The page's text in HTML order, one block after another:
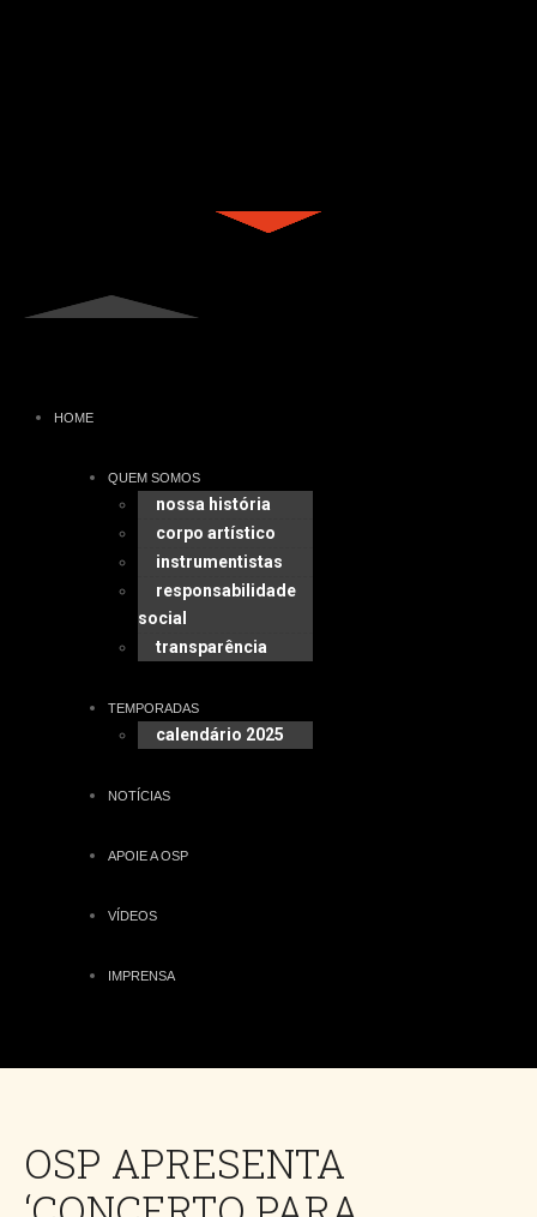
HOME
QUEM SOMOS
nossa história
corpo artístico
instrumentistas
responsabilidade
social
transparência
TEMPORADAS
calendário 2025
NOTÍCIAS
APOIE A OSP
VÍDEOS
IMPRENSA
OSP APRESENTA